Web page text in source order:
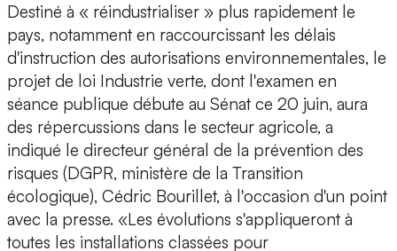
Destiné à « réindustrialiser » plus rapidement le
pays, notamment en raccourcissant les délais
d'instruction des autorisations environnementales, le
projet de loi Industrie verte, dont l'examen en
séance publique débute au Sénat ce 20 juin, aura
des répercussions dans le secteur agricole, a
indiqué le directeur général de la prévention des
risques (DGPR, ministère de la Transition
écologique), Cédric Bourillet, à l'occasion d'un point
avec la presse. «Les évolutions s'appliqueront à
toutes les installations classées pour